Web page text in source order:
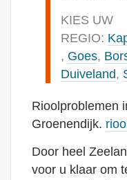
KIES UW
REGIO:
, Goes,
Duiveland,
Rioolproblemen
Groenendijk.
Door heel
voor u klaar om